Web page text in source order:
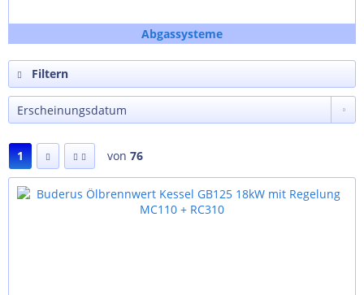
Abgassysteme
Filtern
1 von 76